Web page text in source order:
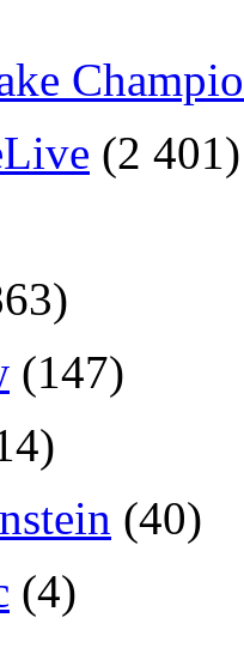
(2 401)
(147)
(40)
(4)